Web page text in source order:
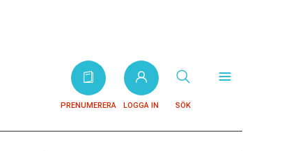
PRENUMERERA LOGGA IN SÖK